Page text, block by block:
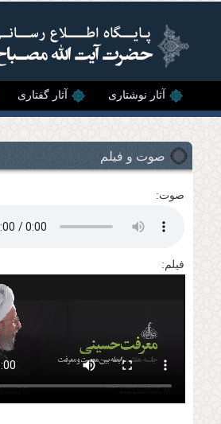
آثار نوشتاری آثار گفتاری
صوت و فیلم
صوت:
فیلم: